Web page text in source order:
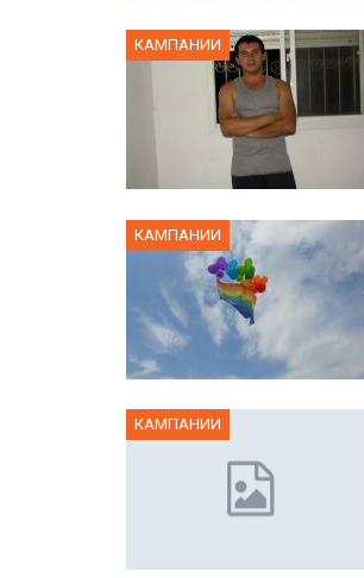
КАМПАНИИ
КАМПАНИИ
КАМПАНИИ